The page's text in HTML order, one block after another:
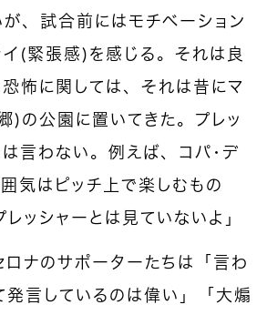
が、試合前にはモチベーション
（緊張感）を感じる。それは良
怖に関しては、それは昔にマ
）の公園に置いてきた。プレッ
言わない。例えば、コパ・デ
気はピッチ上で楽しむもの
ッシャーとは見ていないよ」
ロナのサポーターたちは「言わ
発言しているのは偉い」「大煽